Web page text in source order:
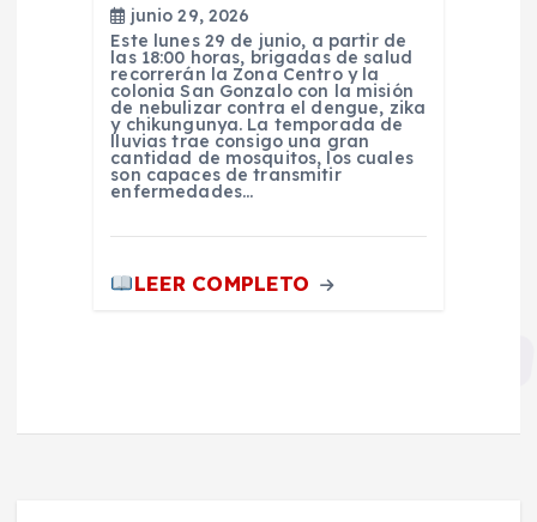
junio 29, 2026
Este lunes 29 de junio, a partir de
las 18:00 horas, brigadas de salud
recorrerán la Zona Centro y la
colonia San Gonzalo con la misión
de nebulizar contra el dengue, zika
y chikungunya. La temporada de
lluvias trae consigo una gran
cantidad de mosquitos, los cuales
son capaces de transmitir
enfermedades…
LEER COMPLETO